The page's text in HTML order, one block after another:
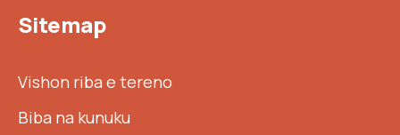
Sitemap
Vishon riba e tereno
Biba na kunuku